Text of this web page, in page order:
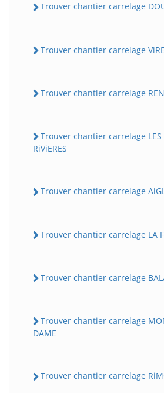
Trouver chantier carrelage
Trouver chantier carrelage
Trouver chantier carrelage
Trouver chantier carrelage LES
RiViERES
Trouver chantier carrelage
Trouver chantier carrelage LA
Trouver chantier carrelage
Trouver chantier carrelage
DAME
Trouver chantier carrelage